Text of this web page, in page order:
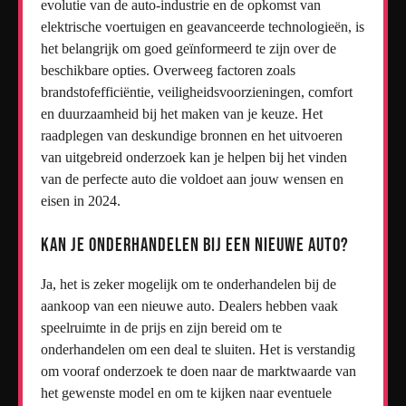
evolutie van de auto-industrie en de opkomst van
elektrische voertuigen en geavanceerde technologieën, is
het belangrijk om goed geïnformeerd te zijn over de
beschikbare opties. Overweeg factoren zoals
brandstofefficiëntie, veiligheidsvoorzieningen, comfort
en duurzaamheid bij het maken van je keuze. Het
raadplegen van deskundige bronnen en het uitvoeren
van uitgebreid onderzoek kan je helpen bij het vinden
van de perfecte auto die voldoet aan jouw wensen en
eisen in 2024.
Kan je onderhandelen bij een nieuwe auto?
Ja, het is zeker mogelijk om te onderhandelen bij de
aankoop van een nieuwe auto. Dealers hebben vaak
speelruimte in de prijs en zijn bereid om te
onderhandelen om een deal te sluiten. Het is verstandig
om vooraf onderzoek te doen naar de marktwaarde van
het gewenste model en om te kijken naar eventuele